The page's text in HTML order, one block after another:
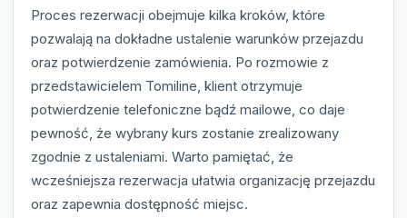
Proces rezerwacji obejmuje kilka kroków, które
pozwalają na dokładne ustalenie warunków przejazdu
oraz potwierdzenie zamówienia. Po rozmowie z
przedstawicielem Tomiline, klient otrzymuje
potwierdzenie telefoniczne bądź mailowe, co daje
pewność, że wybrany kurs zostanie zrealizowany
zgodnie z ustaleniami. Warto pamiętać, że
wcześniejsza rezerwacja ułatwia organizację przejazdu
oraz zapewnia dostępność miejsc.